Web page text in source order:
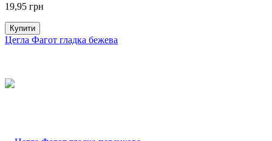
19,95 грн
Купити
Цегла Фагот гладка бежева